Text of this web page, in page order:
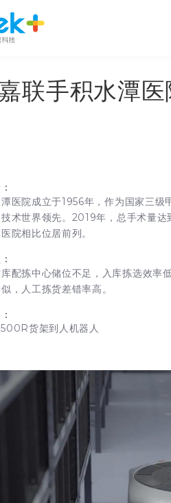
联手积水潭
医院成立于1956年，作为国家三级
术世界领先。2019年，总手术量
院相比位居前列。
配拣中心储位不足，入库拣选效率
，人工拣货差错率高。
货架到人机器人